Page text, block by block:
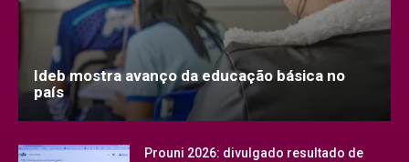
Ideb mostra avanço da educação básica no
país
Prouni 2026: divulgado resultado de